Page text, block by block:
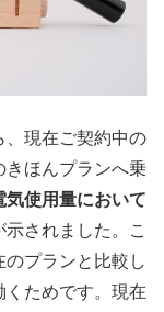
、現在ご契約中の
きほんプランへ乗
気使用量において
示されました。こ
プランと比較し
くためです。現在